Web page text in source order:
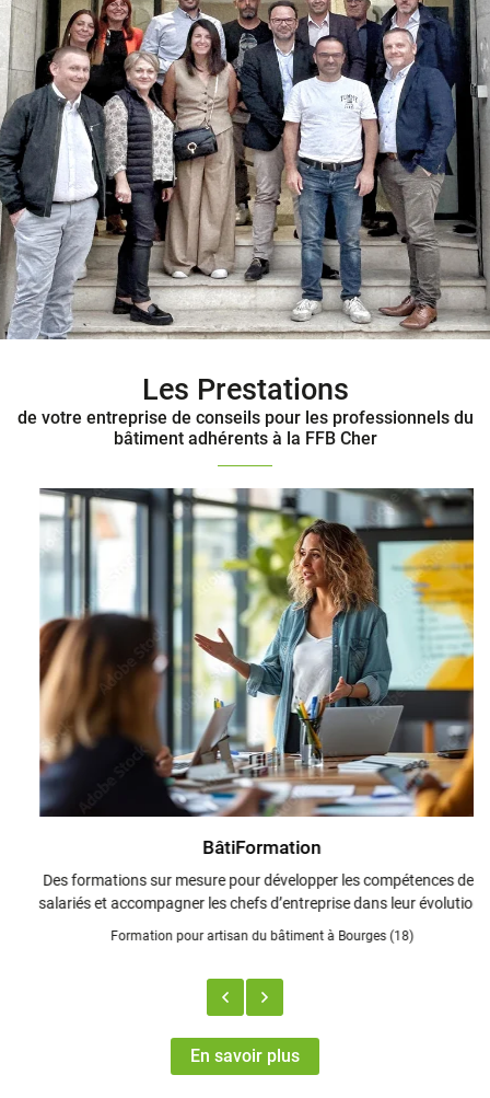
Les Prestations
de votre entreprise de conseils pour les professionnels du
bâtiment adhérents à la FFB Cher
BâtiFormation
Des formations sur mesure pour développer les compétences des
salariés et accompagner les chefs d’entreprise dans leur évolution.
Formation pour artisan du bâtiment à Bourges (18)
En savoir plus